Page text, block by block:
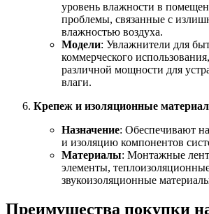
уровень влажности в
проблемы, связанные с
влажностью воздуха.
Модели: Увлажнители для
коммерческого
различной мощности для
влаги.
Крепеж и изоляционные
Назначение: Обеспечивают
и изоляцию компонентов
Материалы: Монтажные
элементы,
звукоизоляционные
Преимущества покупки